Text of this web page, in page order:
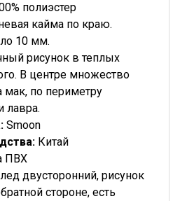
полиэстер
кайма по краю.
10 мм.
рисунок в теплых
В центре множество
мак, по периметру
лавра.
Smoon
Китай
ПВХ
двусторонний, рисунок
стороне, есть